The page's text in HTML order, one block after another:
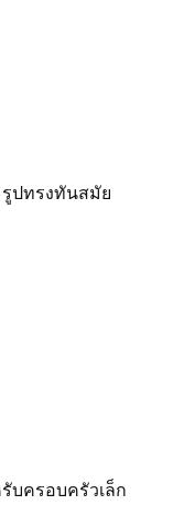
ปทรงทันสมัย
บครอบครัวเล็ก